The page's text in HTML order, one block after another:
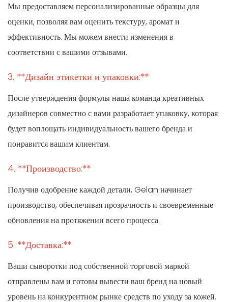
Мы предоставляем персонализированные образцы для
оценки, позволяя вам оценить текстуру, аромат и
эффективность. Мы можем внести изменения в
соответствии с вашими отзывами.
3. **Дизайн этикетки и упаковки:**
После утверждения формулы наша команда креативных
дизайнеров совместно с вами разработает упаковку, которая
будет воплощать индивидуальность вашего бренда и
понравится вашим клиентам.
4. **Производство:**
Получив одобрение каждой детали, Gelan начинает
производство, обеспечивая прозрачность и своевременные
обновления на протяжении всего процесса.
5. **Доставка:**
Ваши сыворотки под собственной торговой маркой
отправлены вам и готовы вывести ваш бренд на новый
уровень на конкурентном рынке средств по уходу за кожей.